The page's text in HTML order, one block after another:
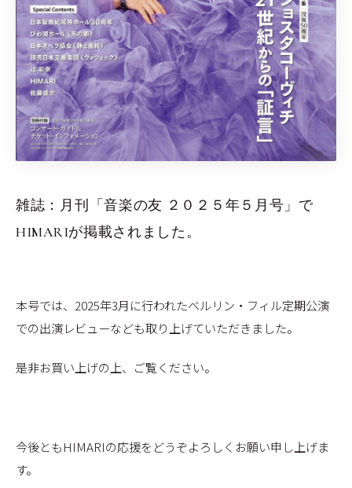
雑誌：月刊「音楽の友 ２０２５年５月号」で
HIMARIが掲載されました。
本号では、2025年3月に行われたベルリン・フィル定期公演
での出演レビューなども取り上げていただきました。
是非お買い上げの上、ご覧ください。
今後ともHIMARIの応援をどうぞよろしくお願い申し上げま
す。